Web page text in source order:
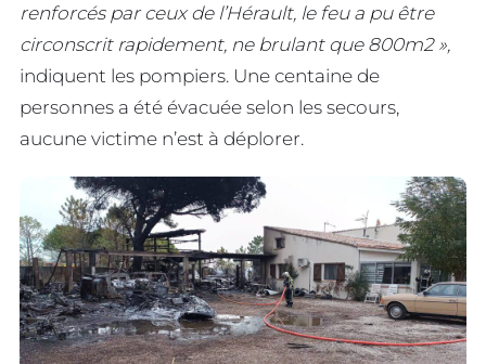
renforcés par ceux de l’Hérault, le feu a pu être
circonscrit rapidement, ne brulant que 800m2 »,
indiquent les pompiers. Une centaine de
personnes a été évacuée selon les secours,
aucune victime n’est à déplorer.